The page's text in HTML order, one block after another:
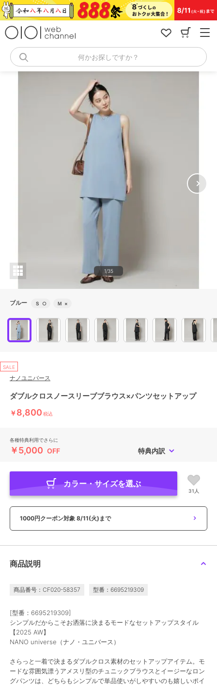
コ
ン
何かお探しですか？
1/35
ブルー Ｓ ○ Ｍ ×
SALE
ナノユニバース
ダブルクロスノースリーブブラウス×パンツセットアップ
￥8,800 税込
各種特典利用でさらに
￥5,000 OFF 特典内訳
カラー・サイズを選ぶ
31人
1000円クーポン対象 8/11(火)まで
商品説明
商品番号：CF020-58357 型番：6695219309
[型番：6695219309]
シンプルだからこそお洒落に決まるモードなセットアップスタイル
【2025 AW】
NANO universe（ナノ・ユニバース）
さらっと一着で決まるダブルクロス素材のセットアップアイテム。モ
ードな雰囲気漂うアメスリ型のチュニックブラウスとイージーなロン
グパンツは、どちらもシンプルで単品使いがしやすいのも嬉しいポイ